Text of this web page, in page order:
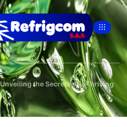
Unveiling the Secrets of a Thriving